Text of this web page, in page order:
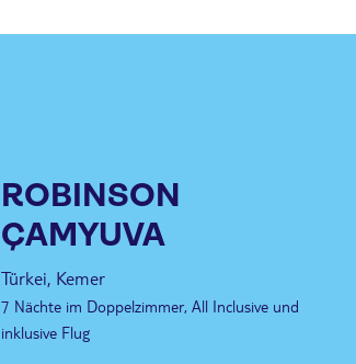
ROBINSON
ÇAMYUVA
Türkei, Kemer
7 Nächte im Doppelzimmer, All Inclusive und
inklusive Flug